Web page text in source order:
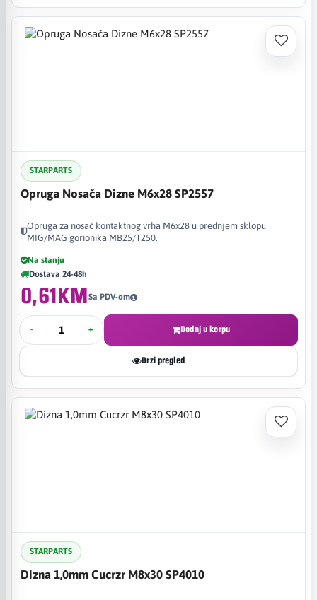
STARPARTS
Opruga Nosača Dizne M6x28 SP2557
Opruga za nosač kontaktnog vrha M6x28 u prednjem sklopu
MIG/MAG gorionika MB25/T250.
Na stanju
Dostava 24-48h
0,61KMSa PDV-om
- + Dodaj u korpu
Brzi pregled
STARPARTS
Dizna 1,0mm Cucrzr M8x30 SP4010